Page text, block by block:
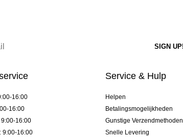
16:00
16:00
16:00
9:00-16:00
Service & Hulp
Helpen
Betalingsmogelijkheden
Gunstige Verzendmethoden
Snelle Levering